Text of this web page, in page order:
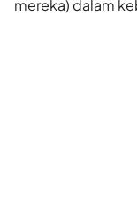
mereka) dalam